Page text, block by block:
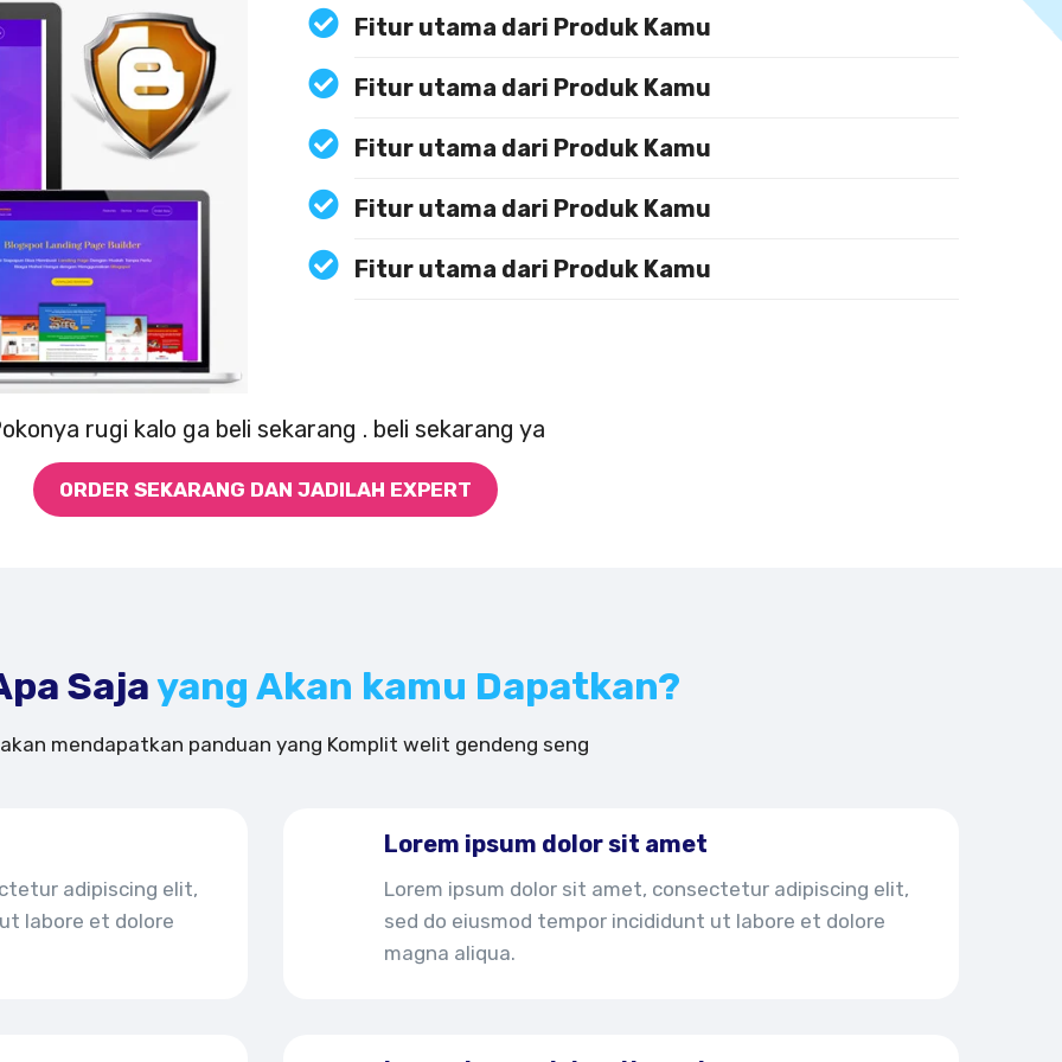
Fitur utama dari Produk Kamu
Fitur utama dari Produk Kamu
Fitur utama dari Produk Kamu
Fitur utama dari Produk Kamu
Fitur utama dari Produk Kamu
rugi kalo ga beli sekarang . beli sekarang ya
ORDER SEKARANG DAN JADILAH EXPERT
Sajayang Akan kamu Dapatkan?
mendapatkan panduan yang Komplit welit gendeng seng
adipiscing elit,
labore et dolore
Lorem ipsum dolor sit amet
Lorem ipsum dolor sit amet, consectetur adipiscing elit,
sed do eiusmod tempor incididunt ut labore et dolore
magna aliqua.